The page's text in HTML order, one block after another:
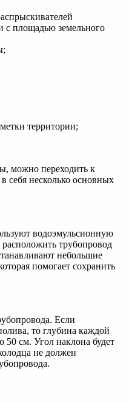
с площадью земельного
территории;
можно переходить к
себя несколько основных
водоэмульсионную
трубопровод
небольшие
помогает сохранить
Если
то глубина каждой
50 см. Угол наклона будет
не должен